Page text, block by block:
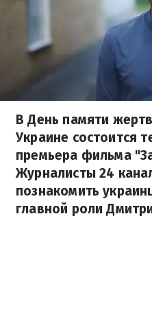
В День памяти
Украине состоится
премьера фильма
Журналисты 24
познакомить
главной роли